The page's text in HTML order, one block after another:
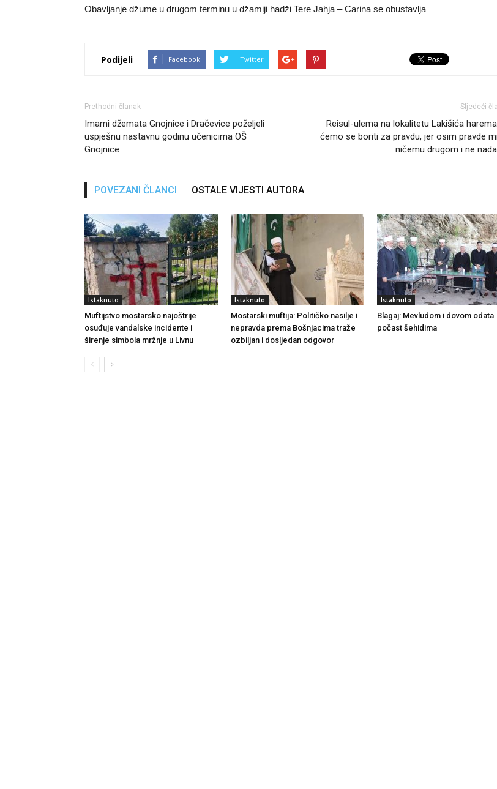
Obavljanje džume u drugom terminu u džamiji hadži Tere Jahja – Carina se obustavlja
Podijeli Facebook Twitter
Prethodni članak
Imami džemata Gnojnice i Dračevice poželjeli
uspješnu nastavnu godinu učenicima OŠ
Gnojnice
Sljedeći
Reisul-ulema na lokalitetu Lakišića
ćemo se boriti za pravdu, jer osim pravde
ničemu drugom i ne
POVEZANI ČLANCI OSTALE VIJESTI AUTORA
Istaknuto
Muftijstvo mostarsko najoštrije
osuđuje vandalske incidente i
širenje simbola mržnje u Livnu
Istaknuto
Mostarski muftija: Političko nasilje i
nepravda prema Bošnjacima traže
ozbiljan i dosljedan odgovor
Istaknuto
Blagaj: Mevludom i dovom odata
počast šehidima